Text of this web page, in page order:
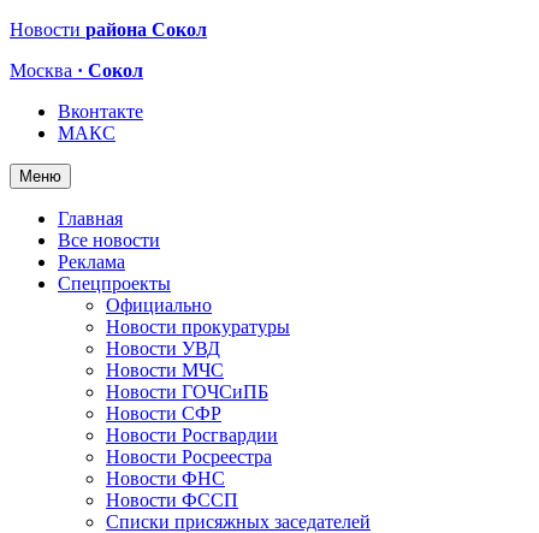
Новости района Сокол
Москва · Сокол
Вконтакте
МАКС
Меню
Главная
Все новости
Реклама
Спецпроекты
Официально
Новости прокуратуры
Новости УВД
Новости МЧС
Новости ГОЧСиПБ
Новости СФР
Новости Росгвардии
Новости Росреестра
Новости ФНС
Новости ФССП
Списки присяжных заседателей